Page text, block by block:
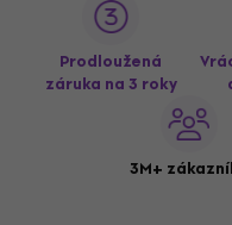
Prodloužená
záruka na 3 roky
3M+